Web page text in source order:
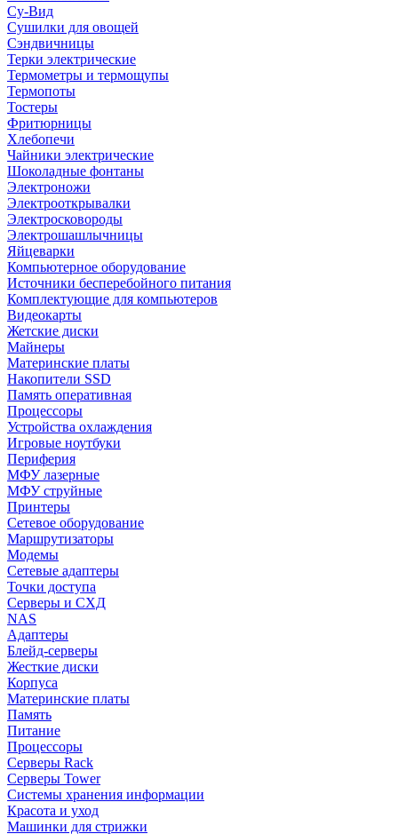
Су-Вид
Сушилки для овощей
Сэндвичницы
Терки электрические
Термометры и термощупы
Термопоты
Тостеры
Фритюрницы
Хлебопечи
Чайники электрические
Шоколадные фонтаны
Электроножи
Электрооткрывалки
Электросковороды
Электрошашлычницы
Яйцеварки
Компьютерное оборудование
Источники бесперебойного питания
Комплектующие для компьютеров
Видеокарты
Жетские диски
Майнеры
Материнские платы
Накопители SSD
Память оперативная
Процессоры
Устройства охлаждения
Игровые ноутбуки
Периферия
МФУ лазерные
МФУ струйные
Принтеры
Сетевое оборудование
Маршрутизаторы
Модемы
Сетевые адаптеры
Точки доступа
Серверы и СХД
NAS
Адаптеры
Блейд-серверы
Жесткие диски
Корпуса
Материнские платы
Память
Питание
Процессоры
Серверы Rack
Серверы Tower
Системы хранения информации
Красота и уход
Машинки для стрижки